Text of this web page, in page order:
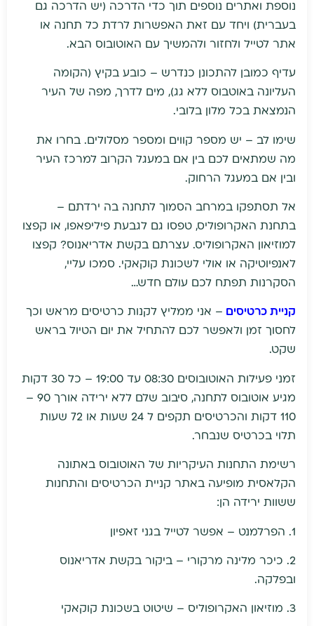
נוספת ואתרים נוספים תוך כדי הדרכה (יש הדרכה גם
בעברית) ויחד עם זאת האפשרות לרדת כל תחנה או
אתר לטייל ולחזור ולהמשיך עם האוטובוס הבא.
עדיף כמובן להתכונן כנדרש – כובע בקיץ (הקומה
העליונה באוטבוס ללא גג), מים לדרך, מפה של העיר
הנמצאת בכל מלון בלובי.
שימו לב – יש מספר קווים ומספר מסלולים. בחרו את
מה שמתאים לכם בין אם במעגל הקרוב למרכז העיר
ובין אם במעגל הרחוק.
אל תסתפקו במרחב הסמוך לתחנה בה ירדתם –
בתחנת האקרופוליס, טפסו גם לגבעת פיליפאפו, או קפצו
למוזיאון האקרופוליס. עצרתם בקשת אדריאנוס? קפצו
לאנפיוטיקה או אולי לשכונת קוקאקי. סמכו עליי,
הסקרנות תפתח לכם עולם חדש…
קניית כרטיסים – אני ממליץ לקנות כרטיסים מראש וכך
לחסוך זמן ולאפשר לכם להתחיל את יום הטיול בראש
שקט.
זמני פעילות האוטובוסים 08:30 עד 19:00 – כל 30 דקות
מגיע אוטובוס לתחנה, סיבוב שלם ללא ירידה אורך 90 –
110 דקות והכרטיסים תקפים ל 24 שעות או 72 שעות
תלוי בכרטיס שנבחר.
רשימת התחנות העיקריות של האוטובוס באתונה
הקלאסית מופיעה באתר קניית הכרטיסים והתחנות
ששוות ירידה הן:
1. הפרלמנט – אפשר לטייל בגני זאפיון
2. כיכר מלינה מרקורי – ביקור בקשת אדריאנוס
ובפלקה.
3. מוזיאון האקרופוליס – שיטוט בשכונת קוקאקי